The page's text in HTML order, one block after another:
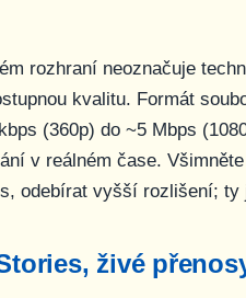
rozhraní neoznačuje
kvalitu. Formát
(360p) do ~5 Mbps
v reálném čase.
odebírat vyšší rozlišení; ty
živé